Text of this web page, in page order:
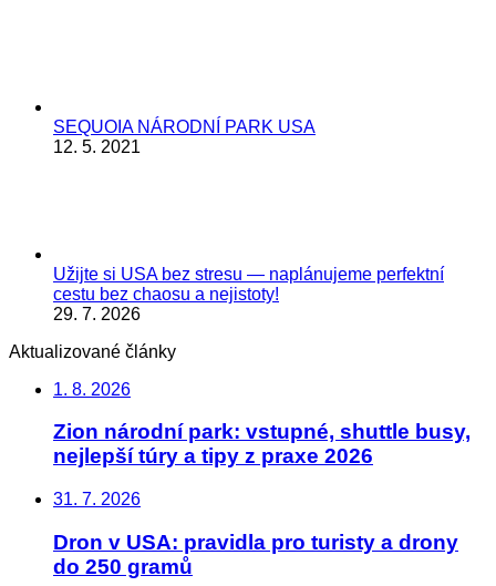
SEQUOIA NÁRODNÍ PARK USA
12. 5. 2021
Užijte si USA bez stresu — naplánujeme perfektní
cestu bez chaosu a nejistoty!
29. 7. 2026
Aktualizované články
1. 8. 2026
Zion národní park: vstupné, shuttle busy,
nejlepší túry a tipy z praxe 2026
31. 7. 2026
Dron v USA: pravidla pro turisty a drony
do 250 gramů